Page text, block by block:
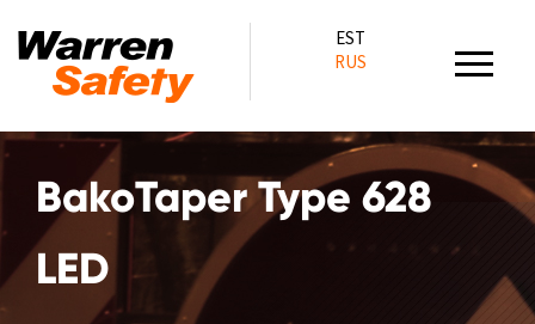
EST
RUS
BakoTaper Type 628
LED